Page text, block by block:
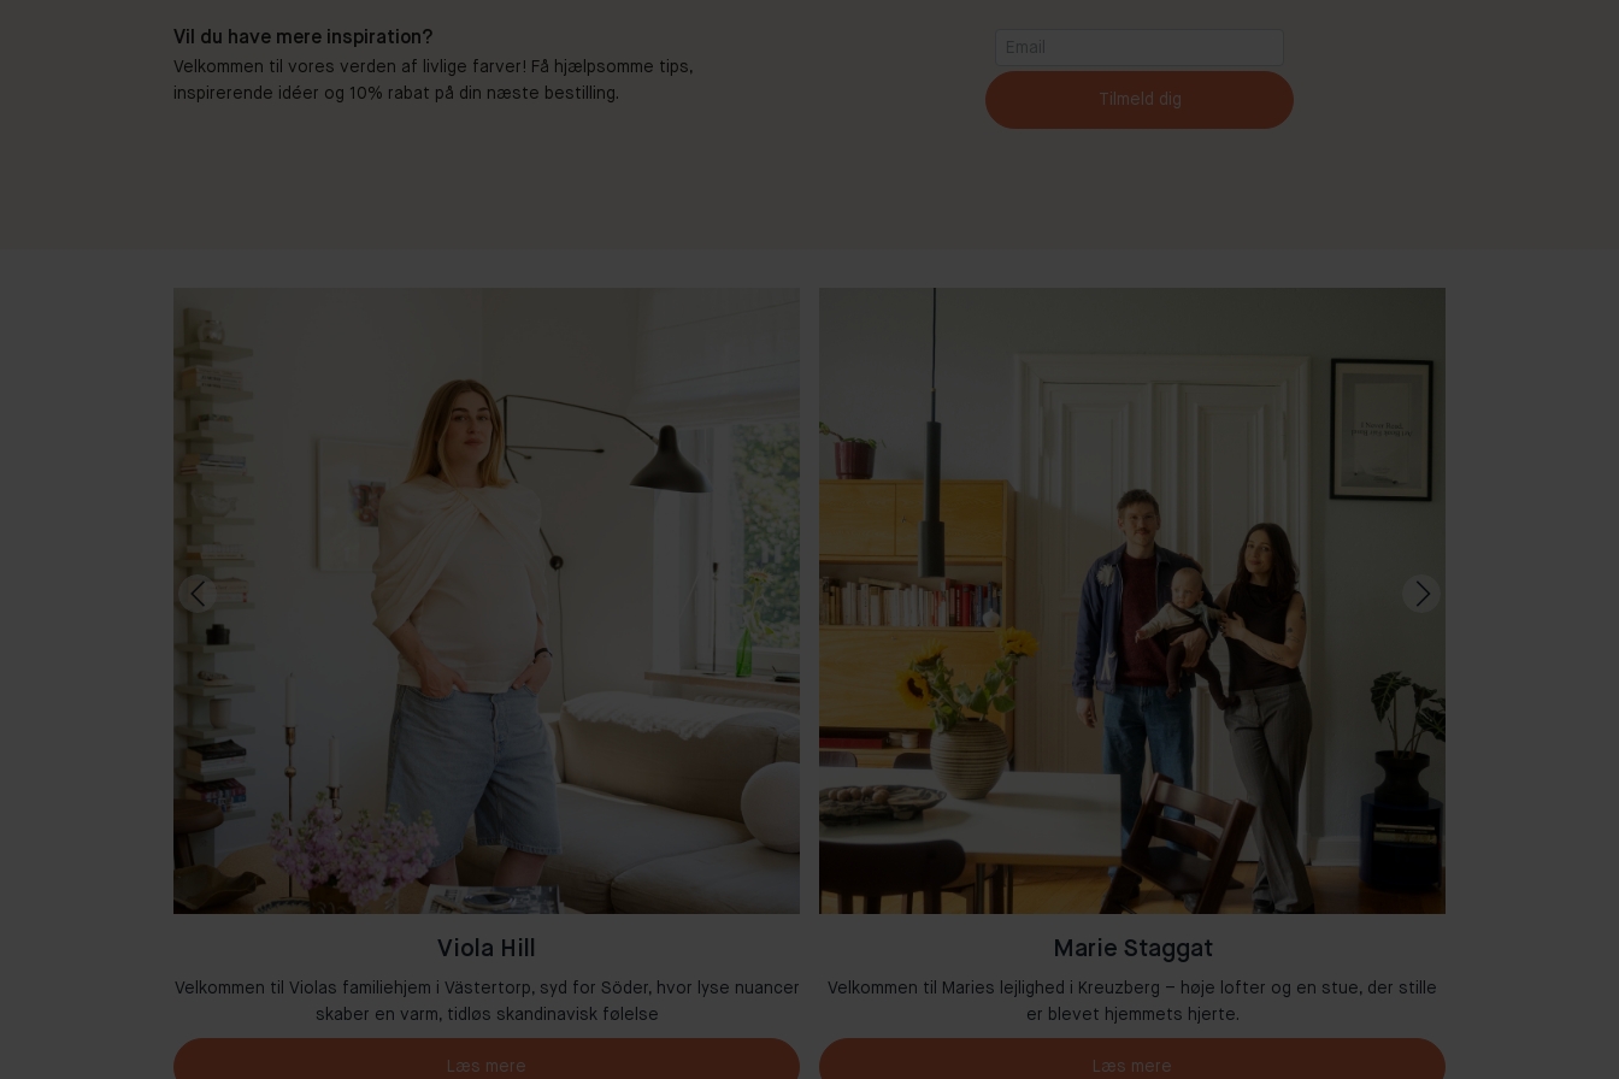
Vil du have mere inspiration?
Velkommen til vores verden af livlige farver! Få hjælpsomme tips,
inspirerende idéer og 10% rabat på din næste bestilling.
Tilmeld dig
Viola Hill
Velkommen til Violas familiehjem i Västertorp, syd for Söder, hvor lyse nuancer
skaber en varm, tidløs skandinavisk følelse
Læs mere
Marie Staggat
Velkommen til Maries lejlighed i Kreuzberg – høje lofter og en stue, der stille
er blevet hjemmets hjerte.
Læs mere